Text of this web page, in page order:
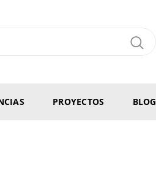
PROYECTOS BLOG